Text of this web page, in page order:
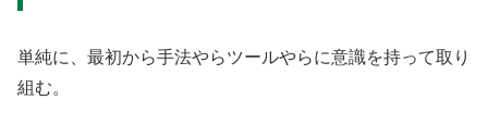
単純に、最初から手法やらツールやらに意識を持って取り
組む。